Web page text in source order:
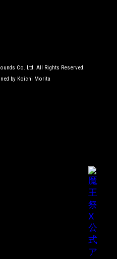
Co. Ltd. All Rights Reserved.
by Koichi Morita